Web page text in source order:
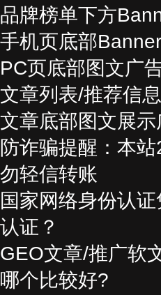
品牌榜单下方
手机页底部
PC页底部图文广
文章列表/推荐信
文章底部图文展
防诈骗提醒：本
勿轻信转账
国家网络身份认
认证？
GEO文章/推广软
哪个比较好?